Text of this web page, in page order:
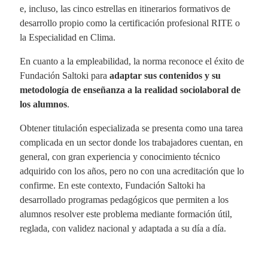
e, incluso, las cinco estrellas en itinerarios formativos de
desarrollo propio como la certificación profesional RITE o
la Especialidad en Clima.
En cuanto a la empleabilidad, la norma reconoce el éxito de
Fundación Saltoki para adaptar sus contenidos y su
metodología de enseñanza a la realidad sociolaboral de
los alumnos.
Obtener titulación especializada se presenta como una tarea
complicada en un sector donde los trabajadores cuentan, en
general, con gran experiencia y conocimiento técnico
adquirido con los años, pero no con una acreditación que lo
confirme. En este contexto, Fundación Saltoki ha
desarrollado programas pedagógicos que permiten a los
alumnos resolver este problema mediante formación útil,
reglada, con validez nacional y adaptada a su día a día.